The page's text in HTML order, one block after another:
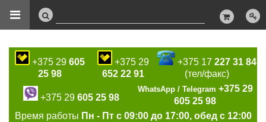
+375 29 605
25 98
+375 29
652 22 91
+375 17227 31 84
(тел/факс)
+375 29 605 25 98
WhatsApp / Telegram +375 29
605 25 98
Время работы Пн - Пт с 09:00 до 17:00, обед с 12:00